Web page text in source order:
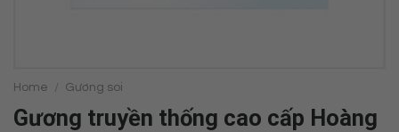
Home / Gương soi
Gương truyền thống cao cấp Hoàng